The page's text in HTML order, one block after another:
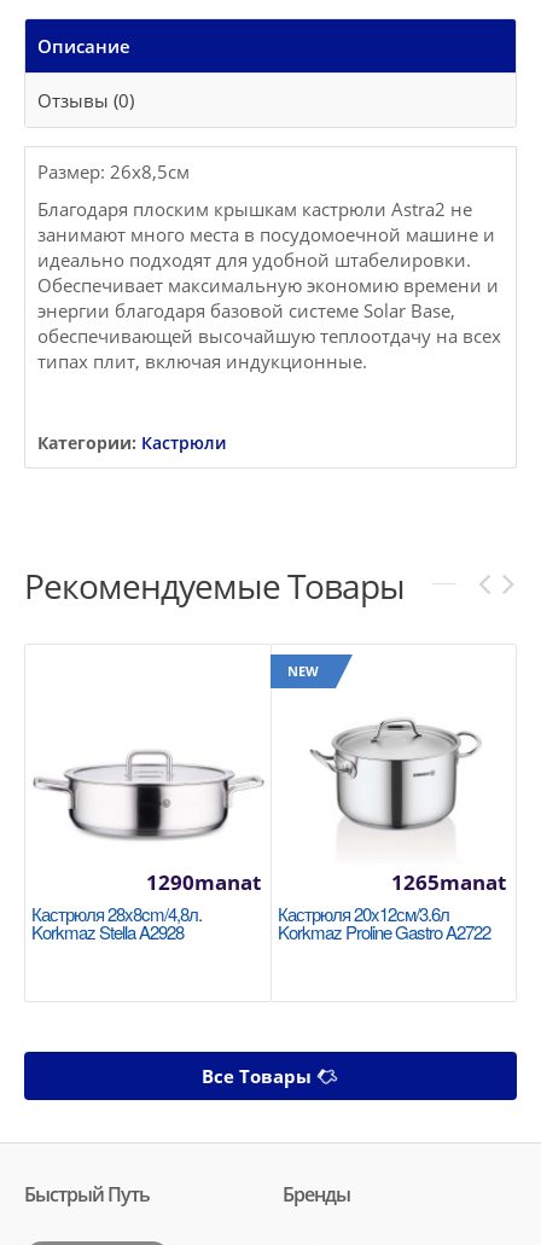
Описание
Отзывы (0)
Размер: 26x8,5см
Благодаря плоским крышкам кастрюли Astra2 не
занимают много места в посудомоечной машине и
идеально подходят для удобной штабелировки.
Обеспечивает максимальную экономию времени и
энергии благодаря базовой системе Solar Base,
обеспечивающей высочайшую теплоотдачу на всех
типах плит, включая индукционные.
Категории: Кастрюли
Рекомендуемые Товары
Кастрюля 28x8cm/4,8л.
Korkmaz Stella A2928
1290manat
NEW
Кастрюля 20x12см/3.6л
Korkmaz Proline Gastro A2722
1265manat
Все Товары
Быстрый Путь Бренды